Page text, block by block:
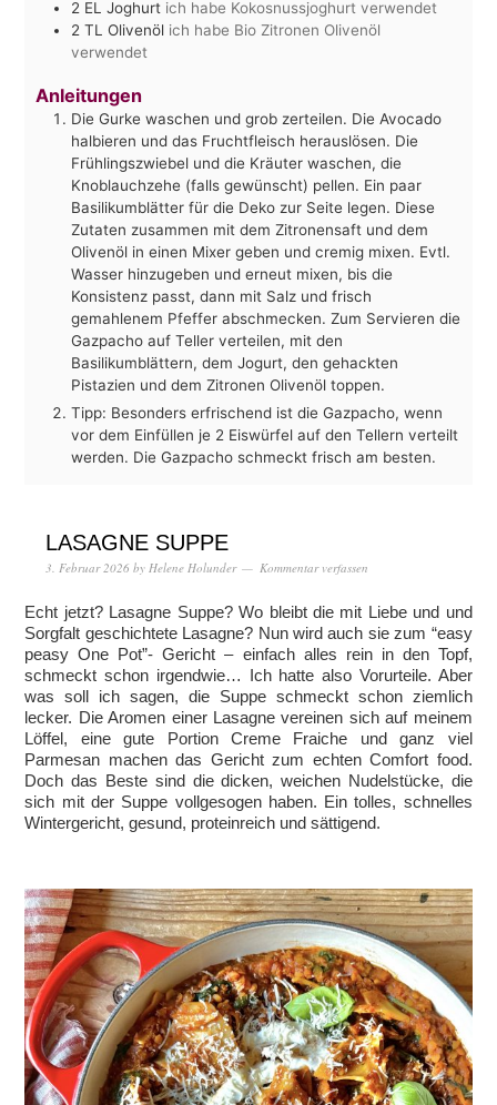
2 EL Joghurt ich habe Kokosnussjoghurt verwendet
2 TL Olivenöl ich habe Bio Zitronen Olivenöl
verwendet
Anleitungen
Die Gurke waschen und grob zerteilen. Die Avocado
halbieren und das Fruchtfleisch herauslösen. Die
Frühlingszwiebel und die Kräuter waschen, die
Knoblauchzehe (falls gewünscht) pellen. Ein paar
Basilikumblätter für die Deko zur Seite legen. Diese
Zutaten zusammen mit dem Zitronensaft und dem
Olivenöl in einen Mixer geben und cremig mixen. Evtl.
Wasser hinzugeben und erneut mixen, bis die
Konsistenz passt, dann mit Salz und frisch
gemahlenem Pfeffer abschmecken. Zum Servieren die
Gazpacho auf Teller verteilen, mit den
Basilikumblättern, dem Jogurt, den gehackten
Pistazien und dem Zitronen Olivenöl toppen.
Tipp: Besonders erfrischend ist die Gazpacho, wenn
vor dem Einfüllen je 2 Eiswürfel auf den Tellern verteilt
werden. Die Gazpacho schmeckt frisch am besten.
LASAGNE SUPPE
3. Februar 2026 by Helene Holunder Kommentar verfassen
Echt jetzt? Lasagne Suppe? Wo bleibt die mit Liebe und und
Sorgfalt geschichtete Lasagne? Nun wird auch sie zum “easy
peasy One Pot”- Gericht – einfach alles rein in den Topf,
schmeckt schon irgendwie… Ich hatte also Vorurteile. Aber
was soll ich sagen, die Suppe schmeckt schon ziemlich
lecker. Die Aromen einer Lasagne vereinen sich auf meinem
Löffel, eine gute Portion Creme Fraiche und ganz viel
Parmesan machen das Gericht zum echten Comfort food.
Doch das Beste sind die dicken, weichen Nudelstücke, die
sich mit der Suppe vollgesogen haben. Ein tolles, schnelles
Wintergericht, gesund, proteinreich und sättigend.